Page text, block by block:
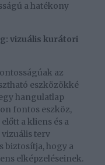
a hatékony
vizuális kurátori
az
eszközökké
hangulatlap
fontos eszköz,
a kliens és a
vizuális terv
biztosítja, hogy a
elképzeléseinek.